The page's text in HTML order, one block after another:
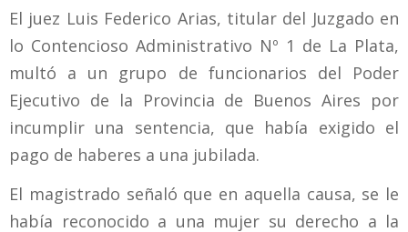
El juez Luis Federico Arias, titular del Juzgado en
lo Contencioso Administrativo Nº 1 de La Plata,
multó a un grupo de funcionarios del Poder
Ejecutivo de la Provincia de Buenos Aires por
incumplir una sentencia, que había exigido el
pago de haberes a una jubilada.
El magistrado señaló que en aquella causa, se le
había reconocido a una mujer su derecho a la